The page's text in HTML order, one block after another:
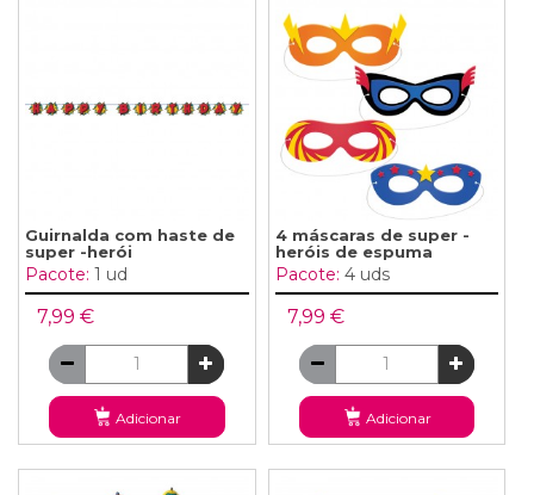
Guirnalda com haste de
super -herói
Pacote: 1 ud
7,99 €
Adicionar
4 máscaras de super -
heróis de espuma
Pacote: 4 uds
7,99 €
Adicionar